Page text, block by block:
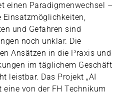
einen Paradigmenwechsel –
Einsatzmöglichkeiten,
und Gefahren sind
noch unklar. Die
Ansätzen in die Praxis und
im täglichem Geschäft
leistbar. Das Projekt „AI
eine von der FH Technikum